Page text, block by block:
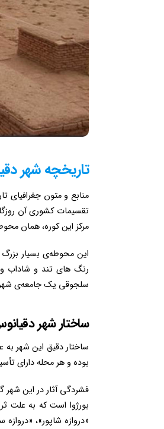
تاریخچه شهر
منابع و متون جغرافیای
تقسیمات کشوری آن
مرکز این کوره، همان
رنگ های تند و شاداب و
سلجوقی یک جامعه‌ی
ساختار شهر
ساختار دقیق این شهر
بوده و هر محله دارای
فشردگی آثار در این
بورژوا است که به علت
«دروازه شاپور»،